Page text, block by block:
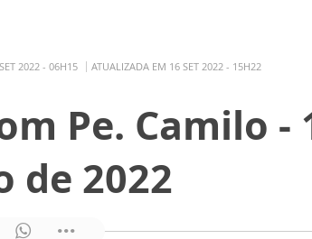
2022 - 06H15 ATUALIZADA EM 16 SET 2022 - 15H22
Pe. Camilo -
de 2022